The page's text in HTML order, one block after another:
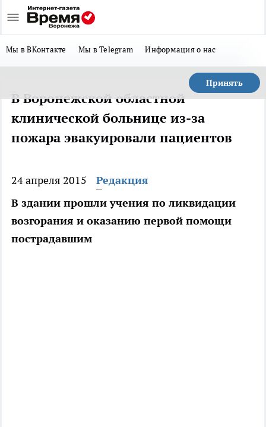
Мы в ВКонтакте Мы в Telegram Информация о нас
Принять
В Воронежской областной
клинической больнице из-за
пожара эвакуировали пациентов
24 апреля 2015
Редакция
В здании прошли учения по ликвидации
возгорания и оказанию первой помощи
пострадавшим